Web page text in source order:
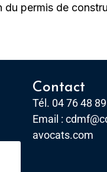
du permis de
Contact
Tél. 04 76 48
Email :
avocats.com